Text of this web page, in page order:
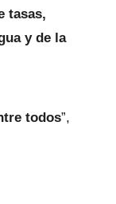
tasas,
y de la
todos”,